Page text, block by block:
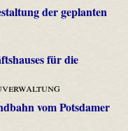
der geplanten
für die
vom Potsdamer